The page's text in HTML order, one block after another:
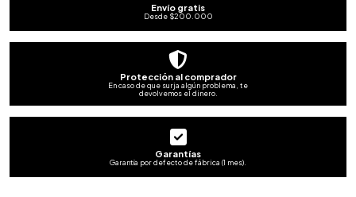
Envío gratis
Desde $200.000
Protección al comprador
En caso de que surja algún problema, te
devolvemos el dinero.
Garantías
Garantía por defecto de fábrica (1 mes).